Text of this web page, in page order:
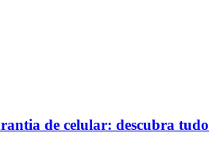
de celular: descubra tudo